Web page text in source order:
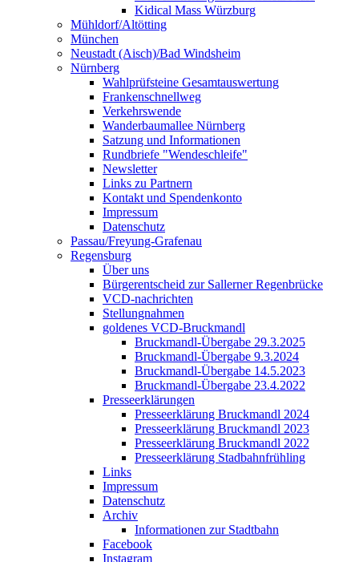
Kidical Mass Würzburg
Mühldorf/Altötting
München
Neustadt (Aisch)/Bad Windsheim
Nürnberg
Wahlprüfsteine Gesamtauswertung
Frankenschnellweg
Verkehrswende
Wanderbaumallee Nürnberg
Satzung und Informationen
Rundbriefe "Wendeschleife"
Newsletter
Links zu Partnern
Kontakt und Spendenkonto
Impressum
Datenschutz
Passau/Freyung-Grafenau
Regensburg
Über uns
Bürgerentscheid zur Sallerner Regenbrücke
VCD-nachrichten
Stellungnahmen
goldenes VCD-Bruckmandl
Bruckmandl-Übergabe 29.3.2025
Bruckmandl-Übergabe 9.3.2024
Bruckmandl-Übergabe 14.5.2023
Bruckmandl-Übergabe 23.4.2022
Presseerklärungen
Presseerklärung Bruckmandl 2024
Presseerklärung Bruckmandl 2023
Presseerklärung Bruckmandl 2022
Presseerklärung Stadbahnfrühling
Links
Impressum
Datenschutz
Archiv
Informationen zur Stadtbahn
Facebook
Instagram